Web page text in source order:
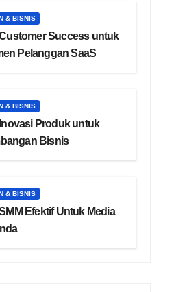
& BISNIS
Success untuk
Pelanggan SaaS
& BISNIS
Produk untuk
Bisnis
& BISNIS
Efektif Untuk Media